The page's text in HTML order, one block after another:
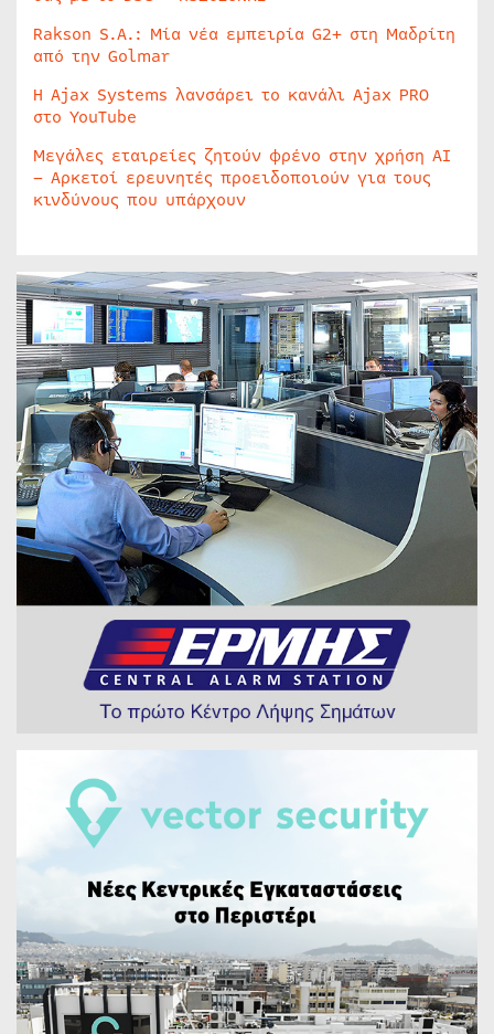
Rakson S.A.: Μία νέα εμπειρία G2+ στη Μαδρίτη
από την Golmar
Η Ajax Systems λανσάρει το κανάλι Ajax PRO
στο YouTube
Μεγάλες εταιρείες ζητούν φρένο στην χρήση AI
– Αρκετοί ερευνητές προειδοποιούν για τους
κινδύνους που υπάρχουν